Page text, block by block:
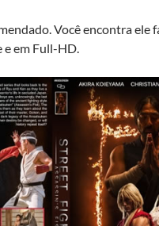
Você encontra ele
em Full-HD.